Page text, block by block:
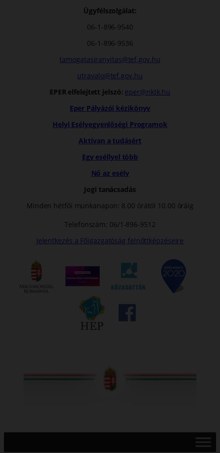
Ügyfélszolgálat:
06-1-896-9540
06-1-896-9536
tamogatasiranyitas@tef.gov.hu
utravalo@tef.gov.hu
EPER elfelejtett jelszó: eper@nktk.hu
Eper Pályázói kézikönyv
Helyi Esélyegyenlőségi Programok
Aktívan a tudásért
Egy eséllyel több
Nő az esély
Jogi tanácsadás
Minden hétfői munkanapon: 8.00 órától 10.00 óráig
Telefonszám: 06/1-896-9512
Jelentkezés a Főigazgatóság felnőttképzéseire